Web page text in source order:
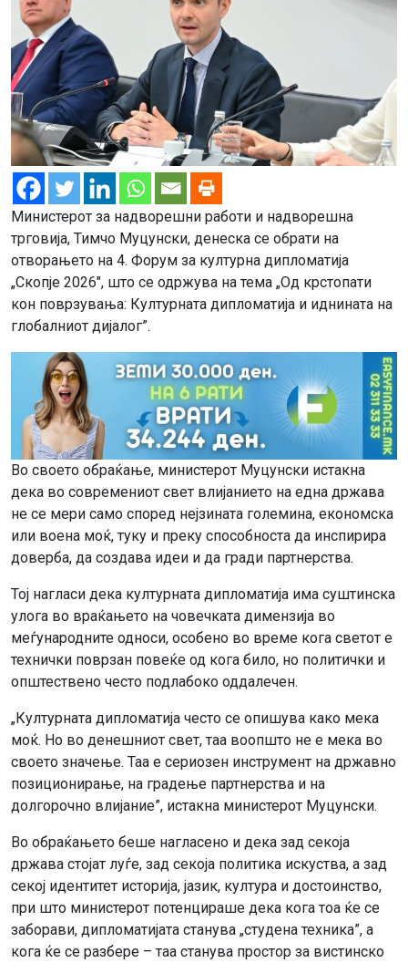
Министерот за надворешни работи и надворешна
трговија, Тимчо Муцунски, денеска се обрати на
отворањето на 4. Форум за културна дипломатија
„Скопје 2026″, што се одржува на тема „Од крстопати
кон поврзувања: Културната дипломатија и иднината на
глобалниот дијалог”.
Во своето обраќање, министерот Муцунски истакна
дека во современиот свет влијанието на една држава
не се мери само според нејзината големина, економска
или воена моќ, туку и преку способноста да инспирира
доверба, да создава идеи и да гради партнерства.
Тој нагласи дека културната дипломатија има суштинска
улога во враќањето на човечката димензија во
меѓународните односи, особено во време кога светот е
технички поврзан повеќе од кога било, но политички и
општествено често подлабоко оддалечен.
„Културната дипломатија често се опишува како мека
моќ. Но во денешниот свет, таа воопшто не е мека во
своето значење. Таа е сериозен инструмент на државно
позиционирање, на градење партнерства и на
долгорочно влијание”, истакна министерот Муцунски.
Во обраќањето беше нагласено и дека зад секоја
држава стојат луѓе, зад секоја политика искуства, а зад
секој идентитет историја, јазик, култура и достоинство,
при што министерот потенцираше дека кога тоа ќе се
заборави, дипломатијата станува „студена техника”, а
кога ќе се разбере – таа станува простор за вистинско